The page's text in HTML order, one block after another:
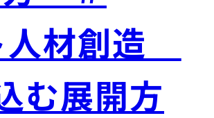
人材創造
む展開方